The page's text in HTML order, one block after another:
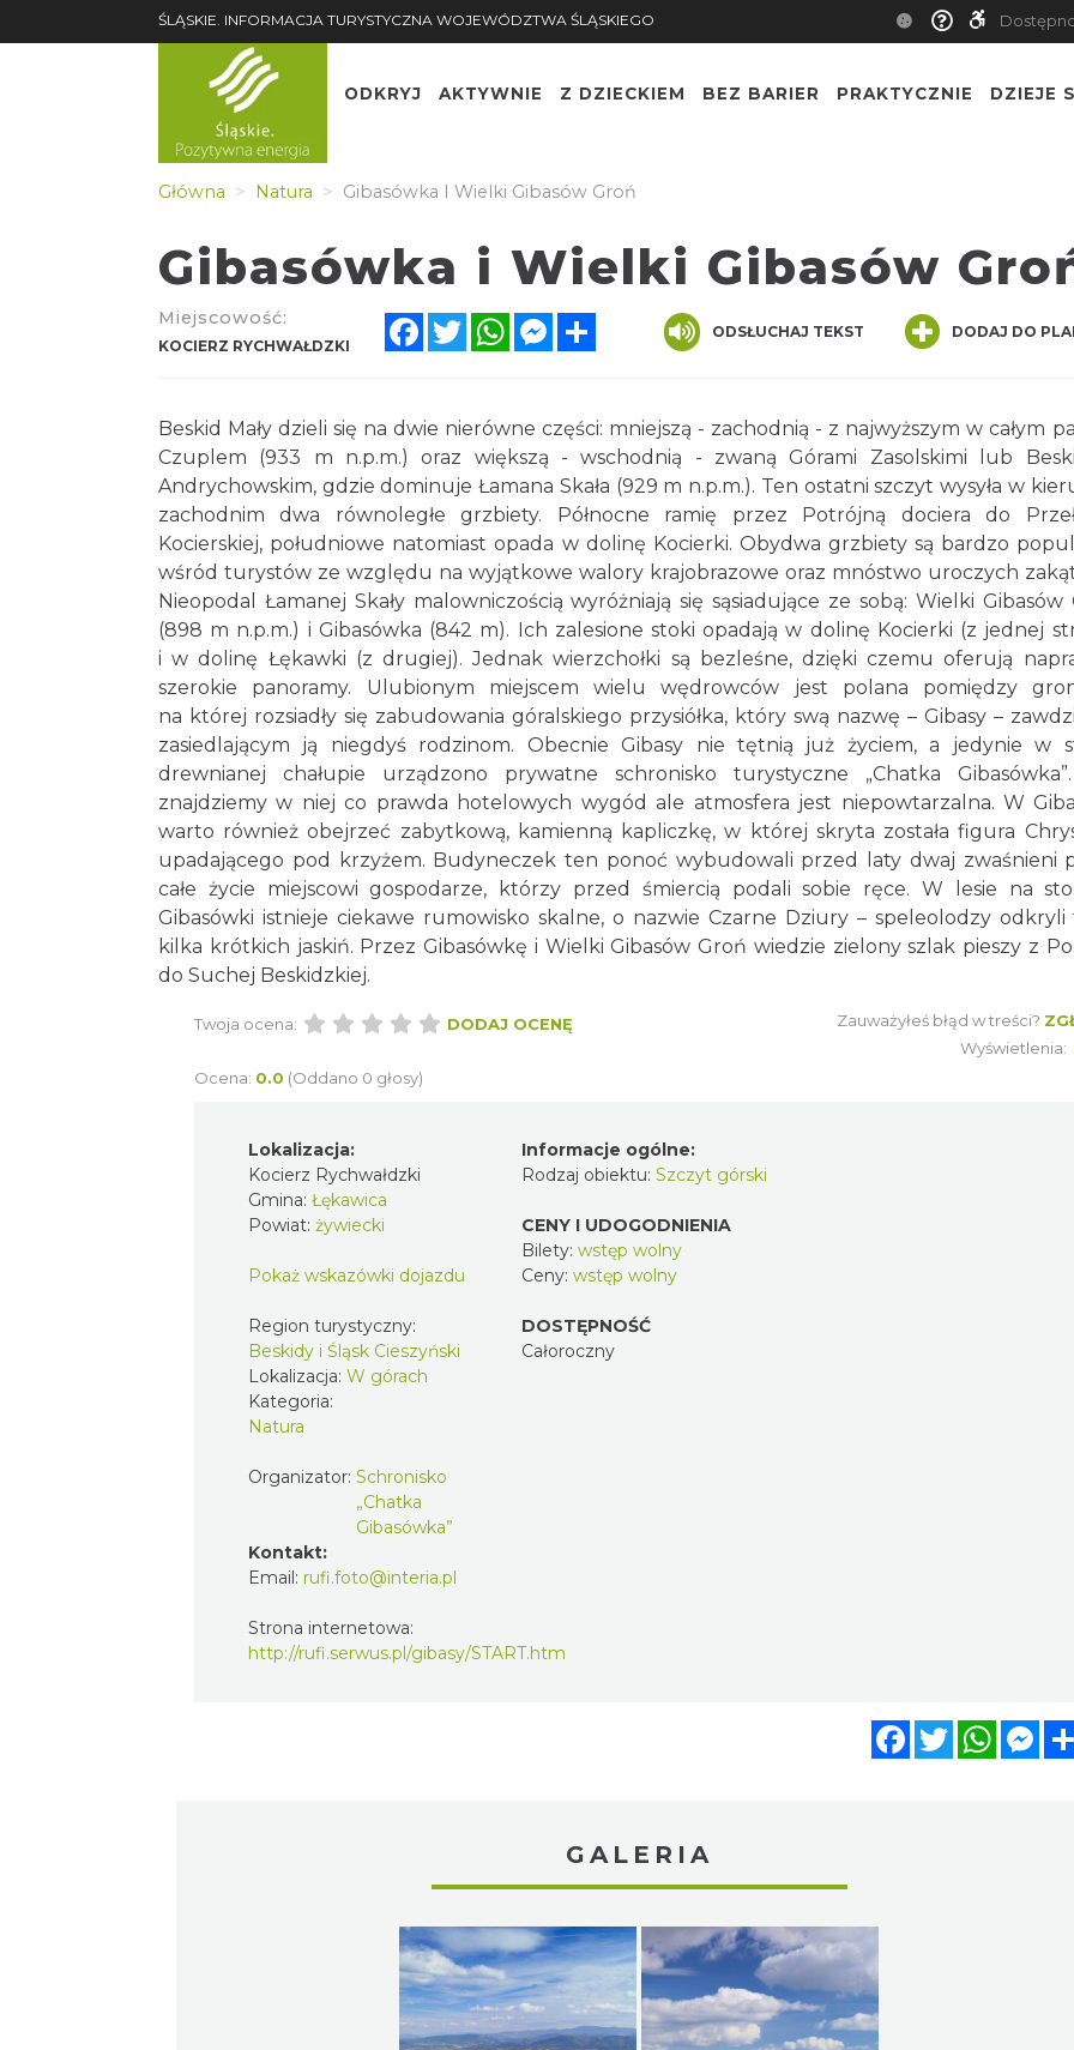
ŚLĄSKIE. INFORMACJA TURYSTYCZNA WOJEWÓDZTWA ŚLĄSKIEGO
ODKRYJ AKTYWNIE Z DZIECKIEM BEZ BARIER PRAKTYCZNIE DZIEJE
Główna Natura Gibasówka I Wielki Gibasów Groń
Gibasówka i Wielki Gibasów
Miejscowość:
KOCIERZ RYCHWAŁDZKI
FacebookTwitterWhatsAppMessenger ODSŁUCHAJ TEKST DODAJ DO
Beskid Mały dzieli się na dwie nierówne części: mniejszą - zachodnią - z najwyższym w całym
Czuplem (933 m n.p.m.) oraz większą - wschodnią - zwaną Górami Zasolskimi lub
Andrychowskim, gdzie dominuje Łamana Skała (929 m n.p.m.). Ten ostatni szczyt wysyła w
zachodnim dwa równoległe grzbiety. Północne ramię przez Potrójną dociera do
Kocierskiej, południowe natomiast opada w dolinę Kocierki. Obydwa grzbiety są bardzo
wśród turystów ze względu na wyjątkowe walory krajobrazowe oraz mnóstwo uroczych
Nieopodal Łamanej Skały malowniczością wyróżniają się sąsiadujące ze sobą: Wielki Gibasów
(898 m n.p.m.) i Gibasówka (842 m). Ich zalesione stoki opadają w dolinę Kocierki (z jednej
i w dolinę Łękawki (z drugiej). Jednak wierzchołki są bezleśne, dzięki czemu oferują
szerokie panoramy. Ulubionym miejscem wielu wędrowców jest polana pomiędzy
na której rozsiadły się zabudowania góralskiego przysiółka, który swą nazwę – Gibasy –
zasiedlającym ją niegdyś rodzinom. Obecnie Gibasy nie tętnią już życiem, a jedynie w
drewnianej chałupie urządzono prywatne schronisko turystyczne „Chatka
znajdziemy w niej co prawda hotelowych wygód ale atmosfera jest niepowtarzalna. W
warto również obejrzeć zabytkową, kamienną kapliczkę, w której skryta została figura
upadającego pod krzyżem. Budyneczek ten ponoć wybudowali przed laty dwaj zwaśnieni
całe życie miejscowi gospodarze, którzy przed śmiercią podali sobie ręce. W lesie na
Gibasówki istnieje ciekawe rumowisko skalne, o nazwie Czarne Dziury – speleolodzy
kilka krótkich jaskiń. Przez Gibasówkę i Wielki Gibasów Groń wiedzie zielony szlak pieszy z
do Suchej Beskidzkiej.
Twoja ocena: DODAJ OCENĘ
Ocena: 0.0 (Oddano 0 głosy)
Zauważyłeś błąd w treści?
Wyświetlenia:
Lokalizacja:
Kocierz Rychwałdzki
Gmina: Łękawica
Powiat: żywiecki
Pokaż wskazówki dojazdu
Region turystyczny:
Beskidy i Śląsk Cieszyński
Lokalizacja: W górach
Kategoria:
Natura
Organizator: Schronisko
„Chatka
Gibasówka”
Kontakt:
Email: rufi.foto@interia.pl
Strona internetowa:
http://rufi.serwus.pl/gibasy/START.htm
Informacje ogólne:
Rodzaj obiektu: Szczyt górski
CENY I UDOGODNIENIA
Bilety: wstęp wolny
Ceny: wstęp wolny
DOSTĘPNOŚĆ
Całoroczny
FacebookTwitter
GALERIA